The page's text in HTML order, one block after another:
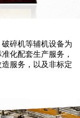
碎机等辅机设备为
化配套生产服务，
服务，以及非标定